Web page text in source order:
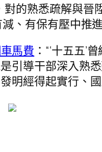
的熟悉疏解與晉
、有保有壓中推
馬費 ：“‘十五五’
引導干部深入熟
明經得起實行、